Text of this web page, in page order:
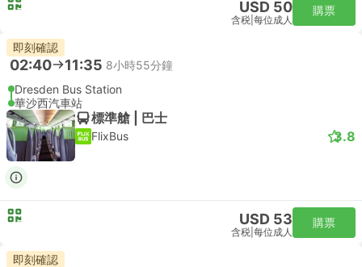
USD 50
含税 每位成人
購票
即刻確認
02:40 11:35 8小時55分鐘
Dresden Bus Station
華沙西汽車站
標準艙 | 巴士
FlixBus 3.8
USD 53
含税 每位成人
購票
即刻確認